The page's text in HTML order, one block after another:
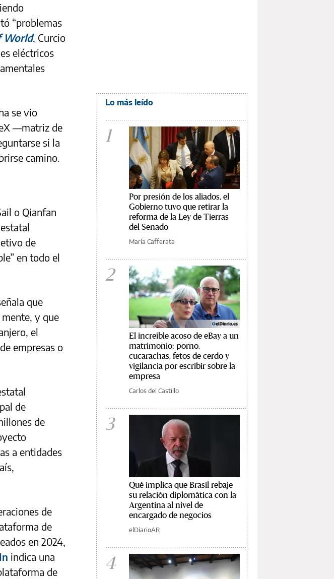
“problemas
World, Curcio
eléctricos
se vio
—matriz de
si la
camino.
o Qianfan
de
en todo el
que
y que
el
empresas o
de
de
a entidades
de
de
en 2024,
indica una
de
Lo más leído
1
Por presión de los aliados, el
Gobierno tuvo que retirar la
reforma de la Ley de Tierras
del Senado
María Cafferata
2
El increíble acoso de eBay a un
matrimonio: porno,
cucarachas, fetos de cerdo y
vigilancia por escribir sobre la
empresa
Carlos del Castillo
3
Qué implica que Brasil rebaje
su relación diplomática con la
Argentina al nivel de
encargado de negocios
elDiarioAR
4